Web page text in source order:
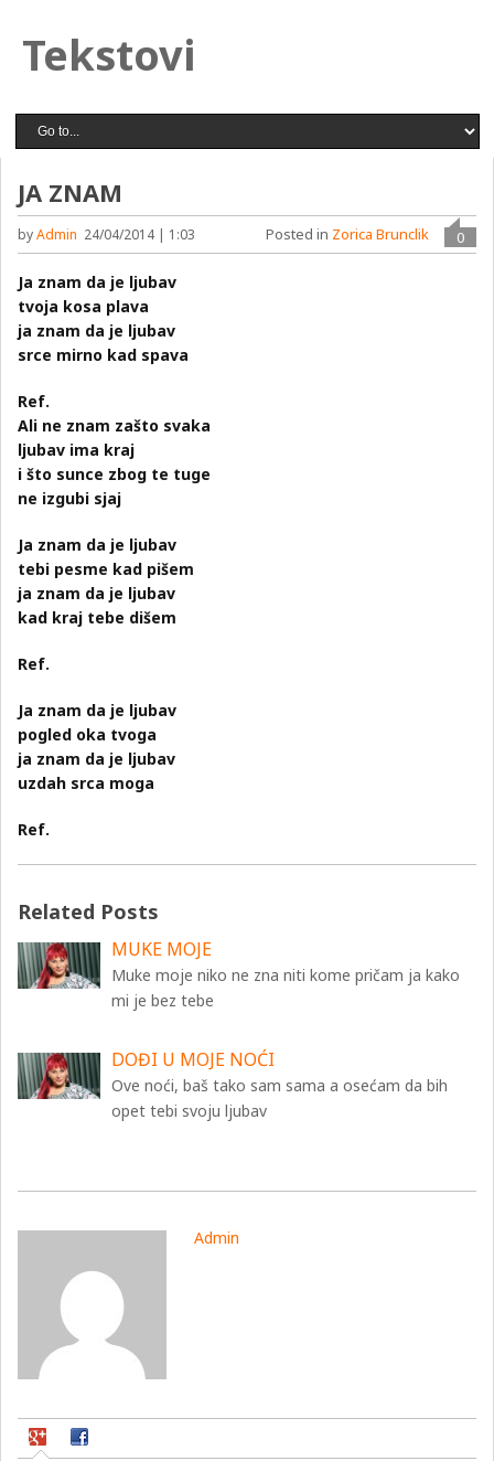
Tekstovi
JA ZNAM
byAdmin 24/04/2014 | 1:03 0
Posted in Zorica Brunclik
Ja znam da je ljubav
tvoja kosa plava
ja znam da je ljubav
srce mirno kad spava
Ref.
Ali ne znam zašto svaka
ljubav ima kraj
i što sunce zbog te tuge
ne izgubi sjaj
Ja znam da je ljubav
tebi pesme kad pišem
ja znam da je ljubav
kad kraj tebe dišem
Ref.
Ja znam da je ljubav
pogled oka tvoga
ja znam da je ljubav
uzdah srca moga
Ref.
Related Posts
MUKE MOJE
Muke moje niko ne zna niti kome pričam ja kako
mi je bez tebe
DOĐI U MOJE NOĆI
Ove noći, baš tako sam sama a osećam da bih
opet tebi svoju ljubav
Admin